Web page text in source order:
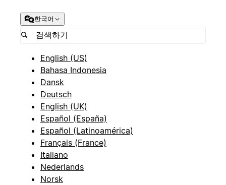
한국어
English (US)
Bahasa Indonesia
Dansk
Deutsch
English (UK)
Español (España)
Español (Latinoamérica)
Français (France)
Italiano
Nederlands
Norsk